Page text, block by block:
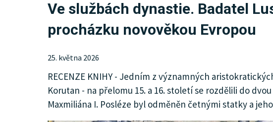
KULTURA
SPOLEČNOST
Ve službách dynastie. Badatel
procházku novověkou Evropou
25. května 2026
RECENZE KNIHY - Jedním z významných
Korutan - na přelomu 15. a 16. století se rozdělili do
Maxmiliána I. Posléze byl odměněn četnými statky a